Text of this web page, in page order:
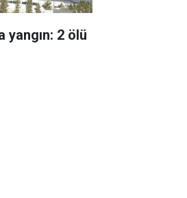
yangın: 2 ölü